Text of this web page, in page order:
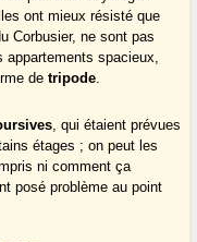
ont mieux résisté que
Corbusier, ne sont pas
appartements spacieux,
detripode.
, qui étaient prévues
étages ; on peut les
ni comment ça
posé problème au point